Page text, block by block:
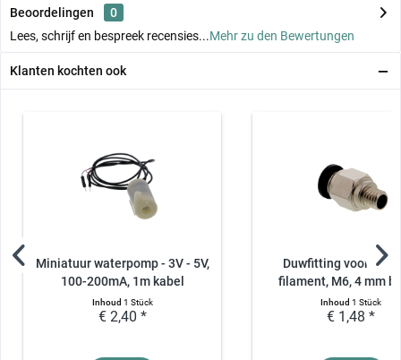
Beoordelingen
0
Lees, schrijf en bespreek recensies...Mehr zu den Bewertungen
Klanten kochten ook
Miniatuur waterpomp - 3V - 5V,
100-200mA, 1m kabel
Inhoud 1 Stück
€ 2,40 *
Duwfitting voor 1,75
filament, M6, 4 mm
Inhoud1 Stück
€ 1,48 *